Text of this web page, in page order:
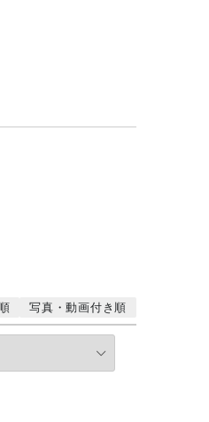
写真・動画付き順